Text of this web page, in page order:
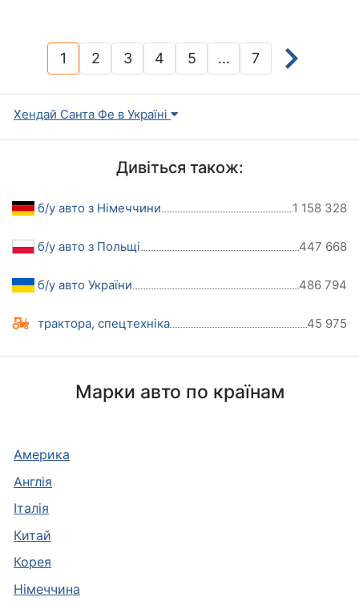
1(current)
2 3 4 5 ... 7
Хендай Санта Фе в Україні
Дивіться також:
б/у авто з Німеччини 1 158 328
б/у авто з Польщі 447 668
б/у авто України 486 794
трактора, спецтехніка 45 975
Марки авто по країнам
Америка
Англія
Італія
Китай
Корея
Німеччина